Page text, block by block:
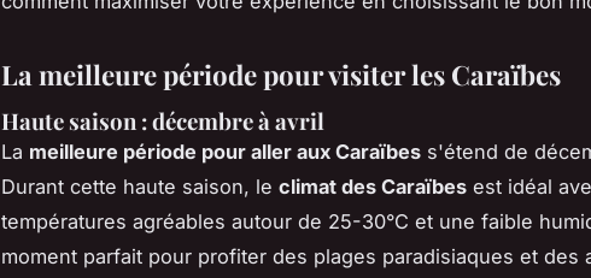
La meilleure période pour visiter les Caraïbes
Haute saison : décembre à avril
La meilleure période pour aller aux Caraïbes s'étend de
Durant cette haute saison, le climat des Caraïbes est idéal
températures agréables autour de 25-30°C et une faible
moment parfait pour profiter des plages paradisiaques et des